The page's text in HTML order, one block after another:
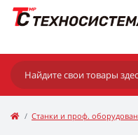
Станки и проф.